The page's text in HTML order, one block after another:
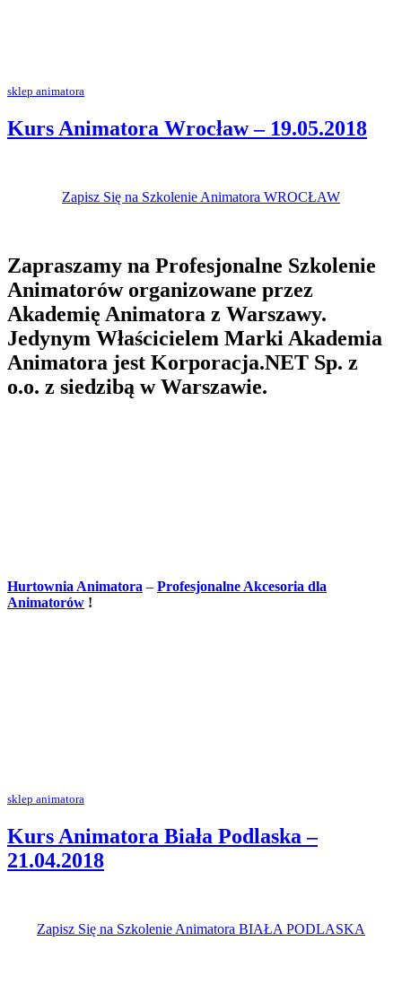
sklep animatora
Kurs Animatora Wrocław – 19.05.2018
Zapisz Się na Szkolenie Animatora WROCŁAW
Zapraszamy na Profesjonalne Szkolenie
Animatorów organizowane przez
Akademię Animatora z Warszawy.
Jedynym Właścicielem Marki Akademia
Animatora jest Korporacja.NET Sp. z
o.o. z siedzibą w Warszawie.
Hurtownia Animatora – Profesjonalne Akcesoria dla
Animatorów !
sklep animatora
Kurs Animatora Biała Podlaska –
21.04.2018
Zapisz Się na Szkolenie Animatora BIAŁA PODLASKA